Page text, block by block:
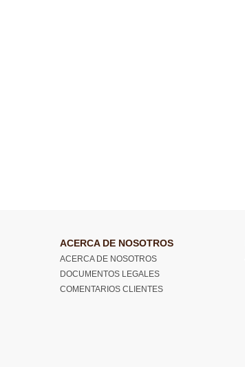
ACERCA DE NOSOTROS
ACERCA DE NOSOTROS
DOCUMENTOS LEGALES
COMENTARIOS CLIENTES